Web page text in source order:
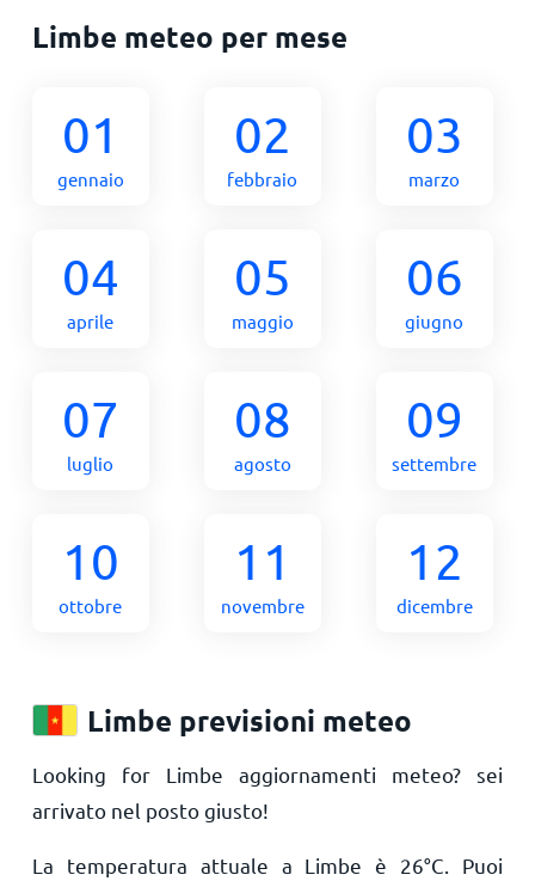
Limbe meteo per mese
01
gennaio
02
febbraio
03
marzo
04
aprile
05
maggio
06
giugno
07
luglio
08
agosto
09
settembre
10
ottobre
11
novembre
12
dicembre
Limbe previsioni meteo
Looking for Limbe aggiornamenti meteo? sei
arrivato nel posto giusto!
La temperatura attuale a Limbe è 26°C . Puoi